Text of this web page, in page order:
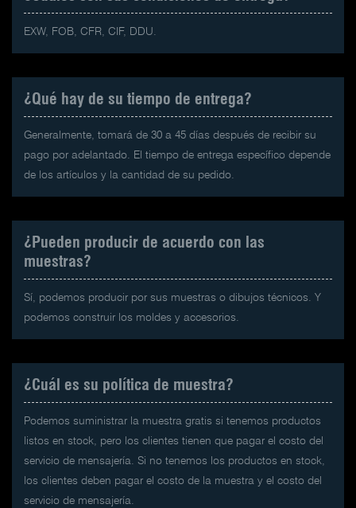
EXW, FOB, CFR, CIF, DDU.
¿Qué hay de su tiempo de entrega?
Generalmente, tomará de 30 a 45 días después de recibir su
pago por adelantado. El tiempo de entrega específico depende
de los artículos y la cantidad de su pedido.
¿Pueden producir de acuerdo con las
muestras?
Sí, podemos producir por sus muestras o dibujos técnicos. Y
podemos construir los moldes y accesorios.
¿Cuál es su política de muestra?
Podemos suministrar la muestra gratis si tenemos productos
listos en stock, pero los clientes tienen que pagar el costo del
servicio de mensajería. Si no tenemos los productos en stock,
los clientes deben pagar el costo de la muestra y el costo del
servicio de mensajería.